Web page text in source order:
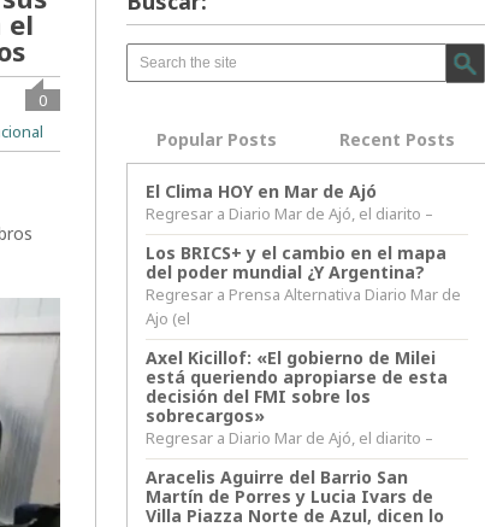
el
0
Popular Posts Recent Posts
El Clima HOY en Mar de Ajó
Regresar a Diario Mar de Ajó, el diarito –
Los BRICS+ y el cambio en el mapa
del poder mundial ¿Y Argentina?
Regresar a Prensa Alternativa Diario Mar de
Ajo (el
Axel Kicillof: «El gobierno de Milei
está queriendo apropiarse de esta
decisión del FMI sobre los
sobrecargos»
Regresar a Diario Mar de Ajó, el diarito –
Aracelis Aguirre del Barrio San
Martín de Porres y Lucia Ivars de
Villa Piazza Norte de Azul, dicen lo